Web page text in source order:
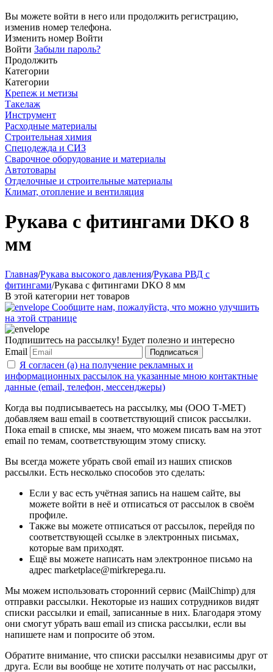
Вы можете войти в него или продолжить регистрацию,
изменив номер телефона.
Изменить номер Войти
Войти Забыли пароль?
Продолжить
Категории
Категории
Крепеж и метизы
Такелаж
Инструмент
Расходные материалы
Строительная химия
Спецодежда и СИЗ
Сварочное оборудование и материалы
Автотовары
Отделочные и строительные материалы
Климат, отопление и вентиляция
Рукава с фитингами DKO 8
мм
Главная/Рукава высокого давления/Рукава РВД с
фитингами/Рукава с фитингами DKO 8 мм
В этой категории нет товаров
Сообщите нам, пожалуйста, что можно улучшить
на этой странице
Подпишитесь на рассылку! Будет полезно и интересно
Email
Подписаться
Я согласен (а) на получение рекламных и
информационных рассылок на указанные мною контактные
данные (email, телефон, мессенджеры)
Когда вы подписываетесь на рассылку, мы (ООО Т-МЕТ)
добавляем ваш email в соответствующий список рассылки.
Пока email в списке, мы знаем, что можем писать вам на этот
email по темам, соответствующим этому списку.
Вы всегда можете убрать свой email из наших списков
рассылки. Есть несколько способов это сделать:
Если у вас есть учётная запись на нашем сайте, вы
можете войти в неё и отписаться от рассылок в своём
профиле.
Также вы можете отписаться от рассылок, перейдя по
соответствующей ссылке в электронных письмах,
которые вам приходят.
Ещё вы можете написать нам электронное письмо на
адрес marketplace@mirkrepega.ru.
Мы можем использовать сторонний сервис (MailChimp) для
отправки рассылки. Некоторые из наших сотрудников видят
списки рассылки и email, записанные в них. Благодаря этому
они смогут убрать ваш email из списка рассылки, если вы
напишете нам и попросите об этом.
Обратите внимание, что списки рассылки независимы друг от
друга. Если вы вообще не хотите получать от нас рассылки,